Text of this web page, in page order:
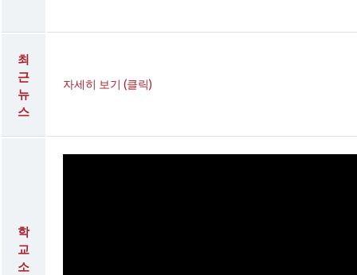
최
근
뉴
스
자세히 보기 (클릭)
학
교
소